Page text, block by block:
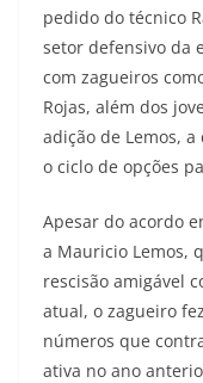
pedido do técnico
setor defensivo da
com zagueiros
Rojas, além dos
adição de Lemos,
o ciclo de opções
Apesar do acordo
a Mauricio Lemos,
rescisão amigável
atual, o zagueiro
números que
ativa no ano